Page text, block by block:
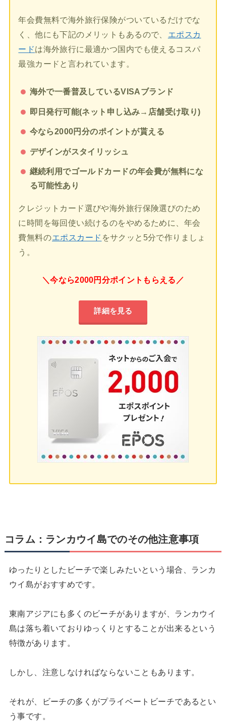
年会費無料で海外旅行保険がついているだけでな
く、他にも下記のメリットもあるので、
エポスカ
ードは海外旅行に最適かつ国内でも使えるコスパ
最強カードと言われています。
海外で一番普及しているVISAブランド
即日発行可能(ネット申し込み→店舗受け取り)
今なら2000円分のポイントが貰える
デザインがスタイリッシュ
継続利用でゴールドカードの年会費が無料にな
る可能性あり
クレジットカード選びや海外旅行保険選びのため
に時間を毎回使い続けるのをやめるために、年会
費無料のエポスカード をサクッと5分で作りましょ
う。
＼今なら2000円分ポイントもらえる／
詳細を見る
コラム：ランカウイ島でのその他注意事項
ゆったりとしたビーチで楽しみたいという場合、ランカ
ウイ島がおすすめです。
東南アジアにも多くのビーチがありますが、ランカウイ
島は落ち着いておりゆっくりとすることが出来るという
特徴があります。
しかし、注意しなければならないこともあります。
それが、ビーチの多くがプライベートビーチであるとい
う事です。